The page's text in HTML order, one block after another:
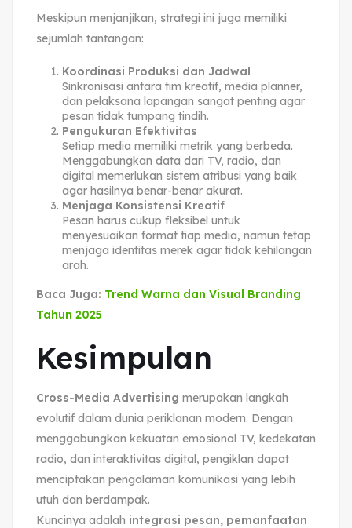
Meskipun menjanjikan, strategi ini juga memiliki
sejumlah tantangan:
Koordinasi Produksi dan Jadwal
Sinkronisasi antara tim kreatif, media planner,
dan pelaksana lapangan sangat penting agar
pesan tidak tumpang tindih.
Pengukuran Efektivitas
Setiap media memiliki metrik yang berbeda.
Menggabungkan data dari TV, radio, dan
digital memerlukan sistem atribusi yang baik
agar hasilnya benar-benar akurat.
Menjaga Konsistensi Kreatif
Pesan harus cukup fleksibel untuk
menyesuaikan format tiap media, namun tetap
menjaga identitas merek agar tidak kehilangan
arah.
Baca Juga: Trend Warna dan Visual Branding
Tahun 2025
Kesimpulan
Cross-Media Advertising merupakan langkah
evolutif dalam dunia periklanan modern. Dengan
menggabungkan kekuatan emosional TV, kedekatan
radio, dan interaktivitas digital, pengiklan dapat
menciptakan pengalaman komunikasi yang lebih
utuh dan berdampak.
Kuncinya adalah integrasi pesan, pemanfaatan